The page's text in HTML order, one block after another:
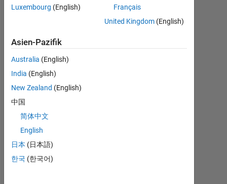
a
No
Luxembourg (English)
Français
United Kingdom (English)
Asien-Pazifik
Australia (English)
India (English)
New Zealand (English)
中国
简体中文
English
日本 (日本語)
한국 (한국어)